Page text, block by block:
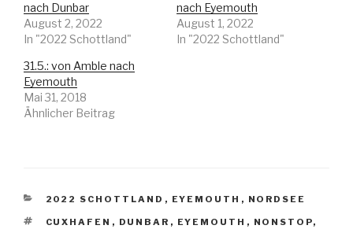
nach Dunbar
August 2, 2022
In "2022 Schottland"
nach Eyemouth
August 1, 2022
In "2022 Schottland"
31.5.: von Amble nach
Eyemouth
Mai 31, 2018
Ähnlicher Beitrag
KATEGORIEN
2022 SCHOTTLAND , EYEMOUTH , NORDSEE
SCHLAGWÖRTER
CUXHAFEN , DUNBAR , EYEMOUTH , NONSTOP,